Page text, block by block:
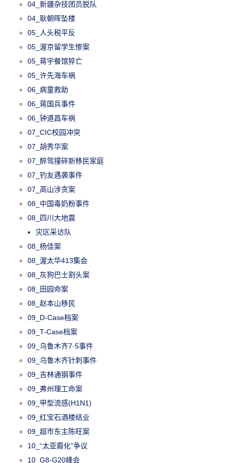
04_新疆杂技团员脱队
04_耿朝晖坠楼
05_人头税平反
05_渥京留学生惨案
05_蒋宇餐馆猝亡
05_许先海车祸
06_病童救助
06_蒋国兵事件
06_钟道昌车祸
07_CIC校园冲突
07_胡秀华案
07_醉驾撞碎新移民家庭
07_钓友遇袭事件
07_高山涉贪案
08_中国毒奶粉事件
08_四川大地震
灾区采访队
08_杨佳案
08_渥太华413集会
08_灰狗巴士割头案
08_田园命案
08_赵本山移民
09_D-Case档案
09_T-Case档案
09_乌鲁木齐7·5事件
09_乌鲁木齐针刺事件
09_吉林通钢事件
09_弗州理工命案
09_甲型流感(H1N1)
09_红宝石酒楼结业
09_超市东主陈旺案
10_“太亚裔化”争议
10_G8-G20峰会